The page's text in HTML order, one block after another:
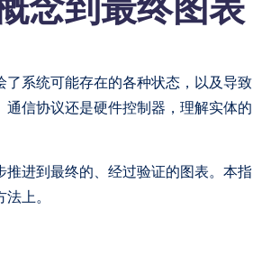
系统可能存在的各种状态，以及导致
信协议还是硬件控制器，理解实体的
进到最终的、经过验证的图表。本指
上。